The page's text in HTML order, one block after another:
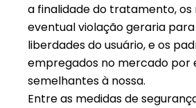
a finalidade do tratamento, os
eventual violação geraria
liberdades do usuário, e os
empregados no mercado por
semelhantes à nossa.
Entre as medidas de